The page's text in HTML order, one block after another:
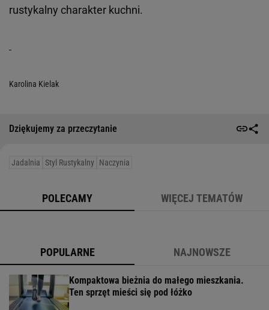
rustykalny charakter kuchni.
Karolina Kielak
Dziękujemy za przeczytanie
Jadalnia Styl Rustykalny Naczynia
POLECAMY WIĘCEJ TEMATÓW
POPULARNE NAJNOWSZE
Kompaktowa bieżnia do małego mieszkania.
Ten sprzęt mieści się pod łóżko